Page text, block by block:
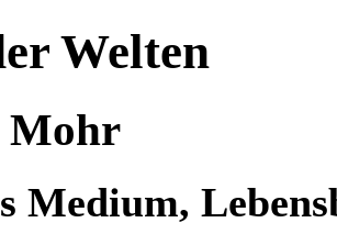
Welten
Mohr
Medium,